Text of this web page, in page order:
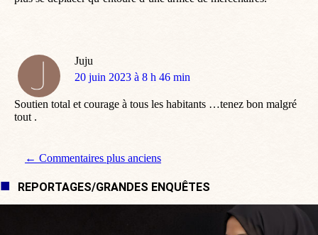
Juju
dit
20 juin 2023 à 8 h 46 min
Soutien total et courage à tous les habitants …tenez bon malgré
tout .
Navigation de commentaire
← Commentaires plus anciens
REPORTAGES/GRANDES ENQUÊTES